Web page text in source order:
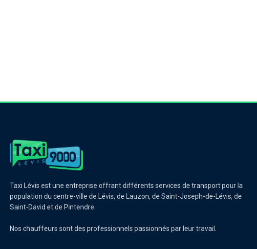
Taxi Lévis est une entreprise offrant différents services de transport pour la
population du centre-ville de Lévis, de Lauzon, de Saint-Joseph-de-Lévis, de
Saint-David et de Pintendre.
Nos chauffeurs sont des professionnels passionnés par leur travail.